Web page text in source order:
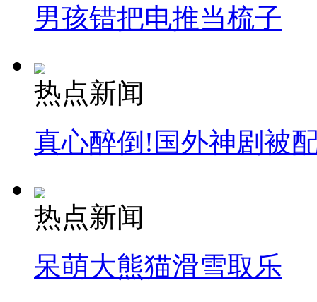
男孩错把电推当梳子
热点新闻
真心醉倒!国外神剧被
热点新闻
呆萌大熊猫滑雪取乐